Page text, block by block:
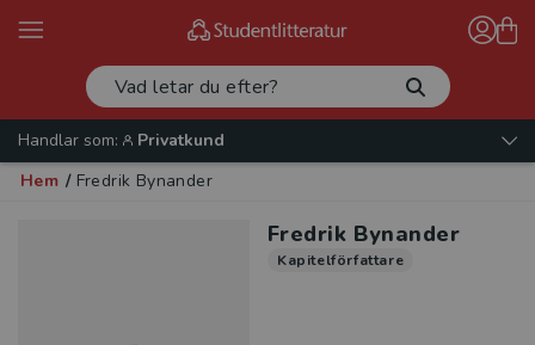
Handlar som:
Privatkund
Hem / Fredrik Bynander
Fredrik Bynander
Kapitelförfattare